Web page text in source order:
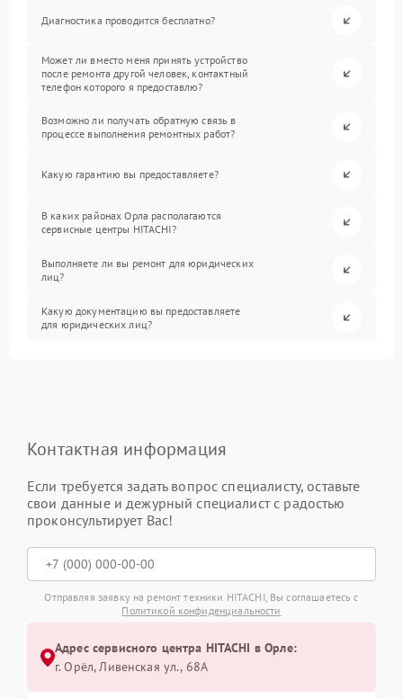
Диагностика проводится бесплатно?
Может ли вместо меня принять устройство
после ремонта другой человек, контактный
телефон которого я предоставлю?
Возможно ли получать обратную связь в
процессе выполнения ремонтных работ?
Какую гарантию вы предоставляете?
В каких районах Орла располагаются
сервисные центры HITACHI?
Выполняете ли вы ремонт для юридических
лиц?
Какую документацию вы предоставляете
для юридических лиц?
Контактная информация
Если требуется задать вопрос специалисту, оставьте
свои данные и дежурный специалист с радостью
проконсультирует Вас!
Отправляя заявку на ремонт техники HITACHI, Вы соглашаетесь с
Политикой конфиденциальности
Адрес сервисного центра HITACHI в Орле:
г. Орёл, Ливенская ул., 68А